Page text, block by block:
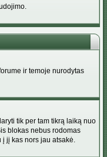
ir temoje nurodytas
tik per tam tikrą laiką nuo
blokas nebus rodomas
jį kas nors jau atsakė.